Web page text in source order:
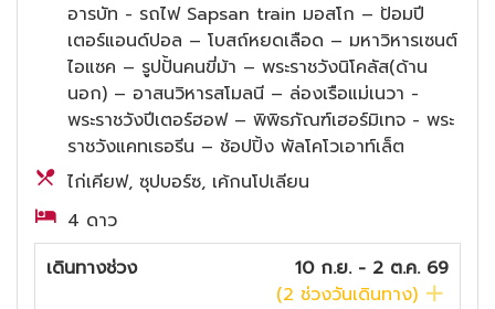
อารบัท - รถไฟ Sapsan train มอสโก – ป้อมปี
เตอร์แอนด์ปอล – โบสถ์หยดเลือด – มหาวิหารเซนต์
ไอแซค – รูปปั้นคนขี่ม้า – พระราชวังนิโคลัส(ด้าน
นอก) – อาสนวิหารสโมลนี – ล่องเรือแม่เนวา -
พระราชวังปีเตอร์ฮอฟ – พิพิธภัณฑ์เฮอร์มิเทจ - พระ
ราชวังแคทเธอรีน – ช้อปปิ้ง พัลโคโวเอาท์เล็ต
ไก่เคียฟ, ซุปบอร์ซ, เค้กนโปเลียน
4 ดาว
เดินทางช่วง
10 ก.ย. - 2 ต.ค. 69
(2 ช่วงวันเดินทาง)